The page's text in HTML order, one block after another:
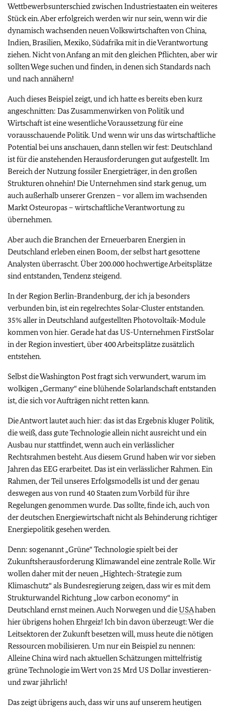
Wettbewerbsunterschied zwischen Industriestaaten ein weiteres
Stück ein. Aber erfolgreich werden wir nur sein, wenn wir die
dynamisch wachsenden neuen Volkswirtschaften von China,
Indien, Brasilien, Mexiko, Südafrika mit in die Verantwortung
ziehen. Nicht von Anfang an mit den gleichen Pflichten, aber wir
sollten Wege suchen und finden, in denen sich Standards nach
und nach annähern!
Auch dieses Beispiel zeigt, und ich hatte es bereits eben kurz
angeschnitten: Das Zusammenwirken von Politik und
Wirtschaft ist eine wesentliche Voraussetzung für eine
vorausschauende Politik. Und wenn wir uns das wirtschaftliche
Potential bei uns anschauen, dann stellen wir fest: Deutschland
ist für die anstehenden Herausforderungen gut aufgestellt. Im
Bereich der Nutzung fossiler Energieträger, in den großen
Strukturen ohnehin! Die Unternehmen sind stark genug, um
auch außerhalb unserer Grenzen – vor allem im wachsenden
Markt Osteuropas – wirtschaftliche Verantwortung zu
übernehmen.
Aber auch die Branchen der Erneuerbaren Energien in
Deutschland erleben einen Boom, der selbst hart gesottene
Analysten überrascht. Über 200.000 hochwertige Arbeitsplätze
sind entstanden, Tendenz steigend.
In der Region Berlin-Brandenburg, der ich ja besonders
verbunden bin, ist ein regelrechtes Solar-Cluster entstanden.
35% aller in Deutschland aufgestellten Photovoltaik-Module
kommen von hier. Gerade hat das US-Unternehmen FirstSolar
in der Region investiert, über 400 Arbeitsplätze zusätzlich
entstehen.
Selbst die Washington Post fragt sich verwundert, warum im
wolkigen „Germany“ eine blühende Solarlandschaft entstanden
ist, die sich vor Aufträgen nicht retten kann.
Die Antwort lautet auch hier: das ist das Ergebnis kluger Politik,
die weiß, dass gute Technologie allein nicht ausreicht und ein
Ausbau nur stattfindet, wenn auch ein verlässlicher
Rechtsrahmen besteht. Aus diesem Grund haben wir vor sieben
Jahren das EEG erarbeitet. Das ist ein verlässlicher Rahmen. Ein
Rahmen, der Teil unseres Erfolgsmodells ist und der genau
deswegen aus von rund 40 Staaten zum Vorbild für ihre
Regelungen genommen wurde. Das sollte, finde ich, auch von
der deutschen Energiewirtschaft nicht als Behinderung richtiger
Energiepolitik gesehen werden.
Denn: sogenannt „Grüne“ Technologie spielt bei der
Zukunftsherausforderung Klimawandel eine zentrale Rolle. Wir
wollen daher mit der neuen „Hightech-Strategie zum
Klimaschutz“ als Bundesregierung zeigen, dass wir es mit dem
Strukturwandel Richtung „low carbon economy“ in
Deutschland ernst meinen. Auch Norwegen und dieUSAhaben
hier übrigens hohen Ehrgeiz! Ich bin davon überzeugt: Wer die
Leitsektoren der Zukunft besetzen will, muss heute die nötigen
Ressourcen mobilisieren. Um nur ein Beispiel zu nennen:
Alleine China wird nach aktuellen Schätzungen mittelfristig
grüne Technologie im Wert von 25 Mrd US Dollar investieren-
und zwar jährlich!
Das zeigt übrigens auch, dass wir uns auf unserem heutigen